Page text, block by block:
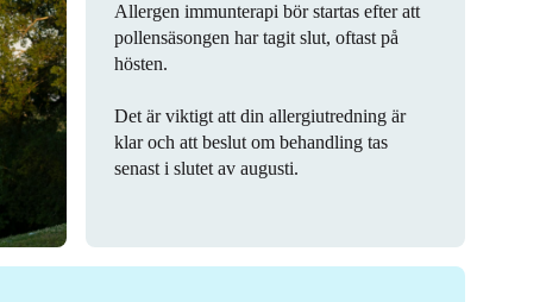
Allergen immunterapi bör startas efter att
pollensäsongen har tagit slut, oftast på
hösten.
Det är viktigt att din allergiutredning är
klar och att beslut om behandling tas
senast i slutet av augusti.